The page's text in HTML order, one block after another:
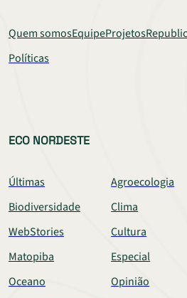
Quem somosEquipeProjetos
Políticas
ECO NORDESTE
Últimas
Agroecologia
Biodiversidade
Clima
WebStories
Cultura
Matopiba
Especial
Oceano
Opinião